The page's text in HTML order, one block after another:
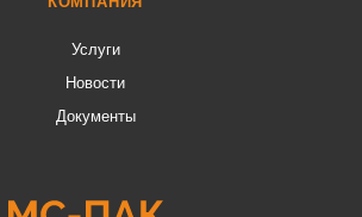
Услуги
Новости
Документы